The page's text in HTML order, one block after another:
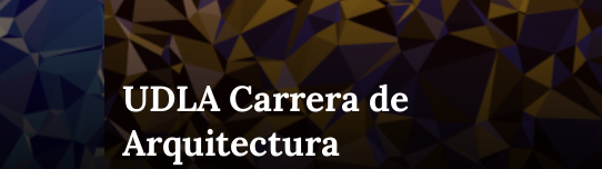
UDLA Carrera de
Arquitectura